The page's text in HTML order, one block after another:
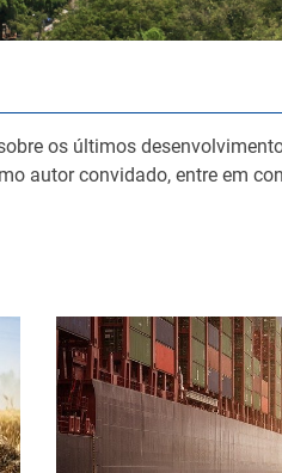
os últimos
autor convidado, entre em